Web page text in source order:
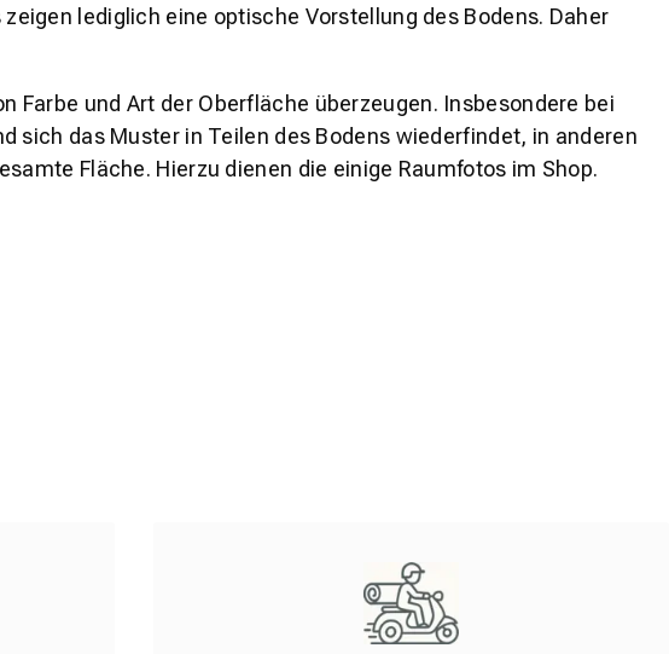
lediglich eine optische Vorstellung des Bodens. Daher
Farbe und Art der Oberfläche überzeugen. Insbesondere bei
sich das Muster in Teilen des Bodens wiederfindet, in anderen
Fläche. Hierzu dienen die einige Raumfotos im Shop.